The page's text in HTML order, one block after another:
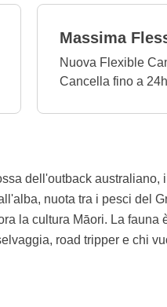
Massima
Nuova Flexible
Cancella fino a
dell'outback
nuota tra i pesci del
la cultura Māori. La
road tripper e chi